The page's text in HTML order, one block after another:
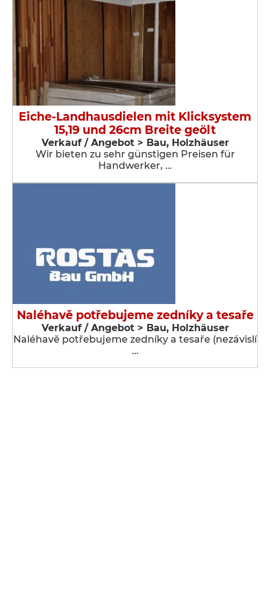
Eiche-Landhausdielen mit Klicksystem
15,19 und 26cm Breite geölt
Verkauf / Angebot > Bau, Holzhäuser
Wir bieten zu sehr günstigen Preisen für
Handwerker, …
Naléhavě potřebujeme zedníky a tesaře
Verkauf / Angebot > Bau, Holzhäuser
Naléhavě potřebujeme zedníky a tesaře (nezávislí
…